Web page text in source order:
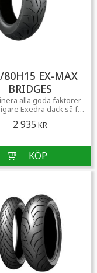
80H15 EX-MAX
BRIDGES
alla goda faktorer
Exedra däck så får
2 935 KR
till i favoriter